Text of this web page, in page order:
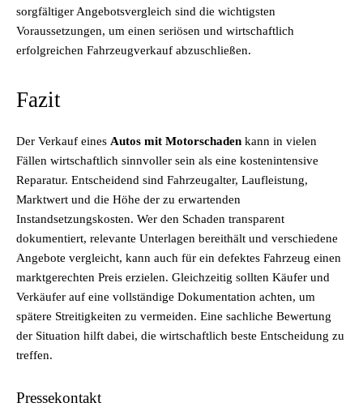
sorgfältiger Angebotsvergleich sind die wichtigsten
Voraussetzungen, um einen seriösen und wirtschaftlich
erfolgreichen Fahrzeugverkauf abzuschließen.
Fazit
Der Verkauf eines Autos mit Motorschaden kann in vielen
Fällen wirtschaftlich sinnvoller sein als eine kostenintensive
Reparatur. Entscheidend sind Fahrzeugalter, Laufleistung,
Marktwert und die Höhe der zu erwartenden
Instandsetzungskosten. Wer den Schaden transparent
dokumentiert, relevante Unterlagen bereithält und verschiedene
Angebote vergleicht, kann auch für ein defektes Fahrzeug einen
marktgerechten Preis erzielen. Gleichzeitig sollten Käufer und
Verkäufer auf eine vollständige Dokumentation achten, um
spätere Streitigkeiten zu vermeiden. Eine sachliche Bewertung
der Situation hilft dabei, die wirtschaftlich beste Entscheidung zu
treffen.
Pressekontakt